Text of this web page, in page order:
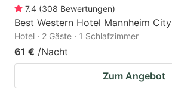
7.4 (308 Bewertungen)
Best Western Hotel Mannheim City
Hotel · 2 Gäste · 1 Schlafzimmer
61 € /Nacht
Zum Angebot